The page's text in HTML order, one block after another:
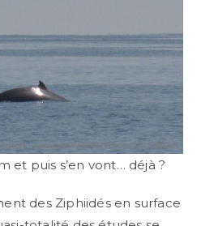
et puis s’en vont… déjà ?
des Ziphiidés en surface